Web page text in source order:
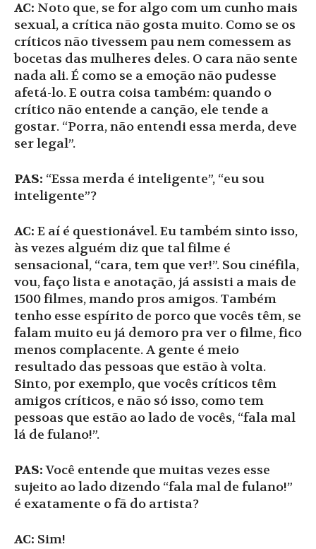
AC: Noto que, se for algo com um cunho mais
sexual, a crítica não gosta muito. Como se os
críticos não tivessem pau nem comessem as
bocetas das mulheres deles. O cara não sente
nada ali. É como se a emoção não pudesse
afetá-lo. E outra coisa também: quando o
crítico não entende a canção, ele tende a
gostar. “Porra, não entendi essa merda, deve
ser legal”.
PAS: “Essa merda é inteligente”, “eu sou
inteligente”?
AC: E aí é questionável. Eu também sinto isso,
às vezes alguém diz que tal filme é
sensacional, “cara, tem que ver!”. Sou cinéfila,
vou, faço lista e anotação, já assisti a mais de
1500 filmes, mando pros amigos. Também
tenho esse espírito de porco que vocês têm, se
falam muito eu já demoro pra ver o filme, fico
menos complacente. A gente é meio
resultado das pessoas que estão à volta.
Sinto, por exemplo, que vocês críticos têm
amigos críticos, e não só isso, como tem
pessoas que estão ao lado de vocês, “fala mal
lá de fulano!”.
PAS:Você entende que muitas vezes esse
sujeito ao lado dizendo “fala mal de fulano!”
é exatamente o fã do artista?
AC: Sim!